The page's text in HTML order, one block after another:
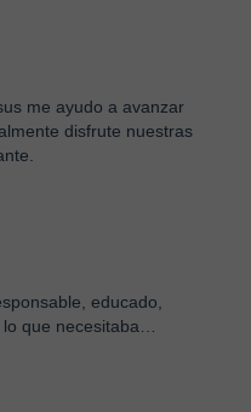
me ayudo a avanzar
disfrute nuestras
educado,
que necesitaba…